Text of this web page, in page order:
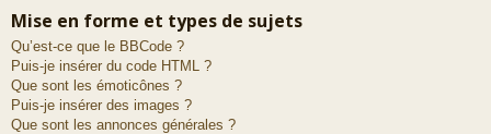
Mise en forme et types de sujets
Qu’est-ce que le BBCode ?
Puis-je insérer du code HTML ?
Que sont les émoticônes ?
Puis-je insérer des images ?
Que sont les annonces générales ?